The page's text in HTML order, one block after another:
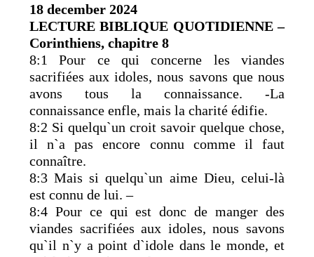
18 december 2024
LECTURE BIBLIQUE QUOTIDIENNE –
Corinthiens, chapitre 8
8:1 Pour ce qui concerne les viandes
sacrifiées aux idoles, nous savons que nous
avons tous la connaissance. -La
connaissance enfle, mais la charité édifie.
8:2 Si quelqu`un croit savoir quelque chose,
il n`a pas encore connu comme il faut
connaître.
8:3 Mais si quelqu`un aime Dieu, celui-là
est connu de lui. –
8:4 Pour ce qui est donc de manger des
viandes sacrifiées aux idoles, nous savons
qu`il n`y a point d`idole dans le monde, et